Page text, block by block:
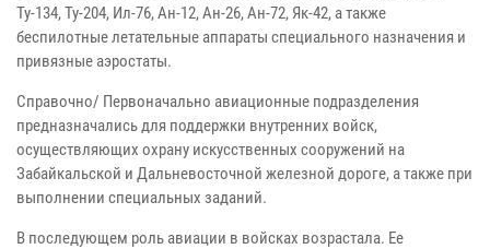
Ту-134, Ту-204, Ил-76, Ан-12, Ан-26, Ан-72, Як-42, а также
беспилотные летательные аппараты специального назначения и
привязные аэростаты.
Справочно/ Первоначально авиационные подразделения
предназначались для поддержки внутренних войск,
осуществляющих охрану искусственных сооружений на
Забайкальской и Дальневосточной железной дороге, а также при
выполнении специальных заданий.
В последующем роль авиации в войсках возрастала. Ее